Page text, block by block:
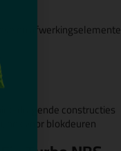
en
dragende constructies
ook voor blokdeuren